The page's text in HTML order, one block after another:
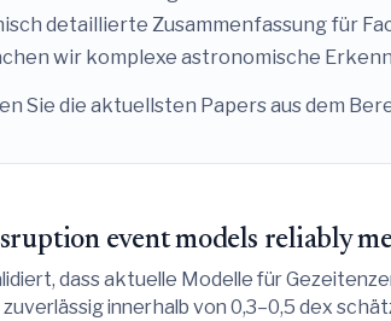
detaillierte Zusammenfassung für
wir komplexe astronomische
Sie die aktuellsten Papers aus dem
event models reliably
dass aktuelle Modelle für
innerhalb von 0,3–0,5 dex